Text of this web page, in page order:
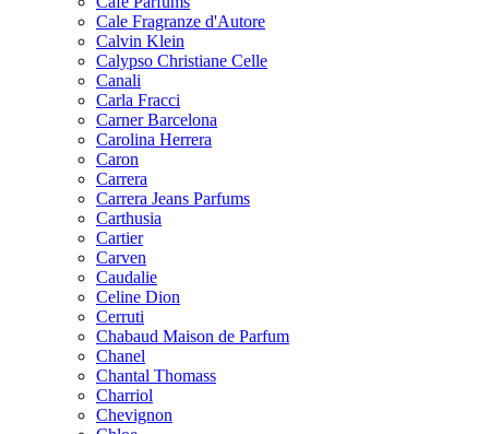
Cale Fragranze d'Autore
Calvin Klein
Calypso Christiane Celle
Canali
Carla Fracci
Carner Barcelona
Carolina Herrera
Caron
Carrera
Carrera Jeans Parfums
Carthusia
Cartier
Carven
Caudalie
Celine Dion
Cerruti
Chabaud Maison de Parfum
Chanel
Chantal Thomass
Charriol
Chevignon